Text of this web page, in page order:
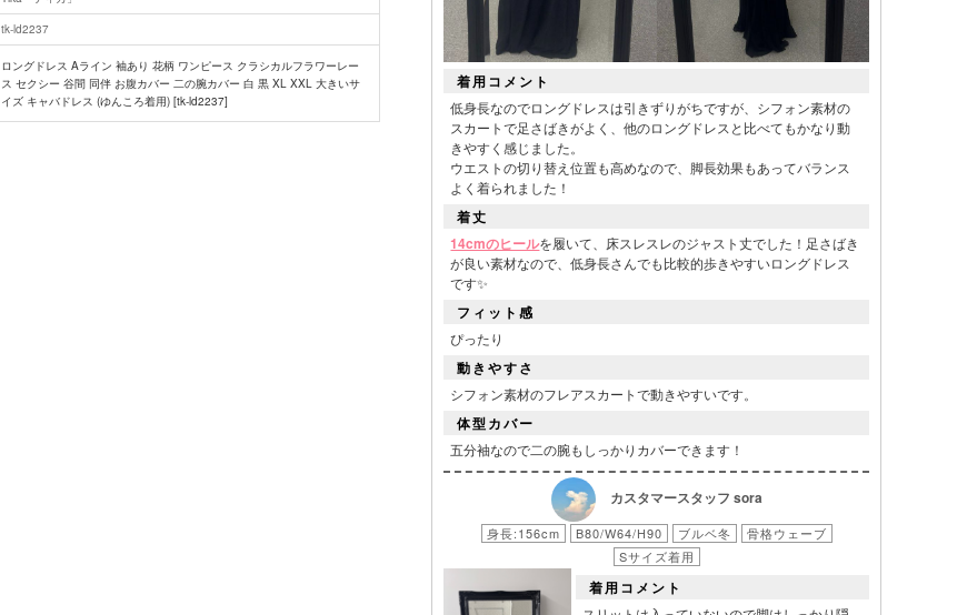
tk-ld2237
ロングドレス Aライン 袖あり 花柄 ワンピース クラシカルフラワーレー
ス セクシー 谷間 同伴 お腹カバー 二の腕カバー 白 黒 XL XXL 大きいサ
イズ キャバドレス (ゆんころ着用) [tk-ld2237]
着用コメント
低身長なのでロングドレスは引きずりがちですが、シフォン素材の
スカートで足さばきがよく、他のロングドレスと比べてもかなり動
きやすく感じました。
ウエストの切り替え位置も高めなので、脚長効果もあってバランス
よく着られました！
着丈
14cmのヒールを履いて、床スレスレのジャスト丈でした！足さばき
が良い素材なので、低身長さんでも比較的歩きやすいロングドレス
です✨
フィット感
ぴったり
動きやすさ
シフォン素材のフレアスカートで動きやすいです。
体型カバー
五分袖なので二の腕もしっかりカバーできます！
カスタマースタッフ sora
身長:156cm B80/W64/H90 ブルベ冬
骨格ウェーブ
Sサイズ着用
着用コメント